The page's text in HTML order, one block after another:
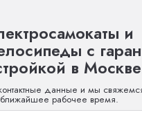
и
с
в Москве
данные и мы
ближайшее рабочее время.